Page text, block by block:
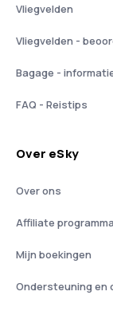
Vliegvelden
Vliegvelden -
Bagage -
FAQ - Reistips
Over eSky
Over ons
Affiliate programma
Mijn boekingen
Ondersteuning en